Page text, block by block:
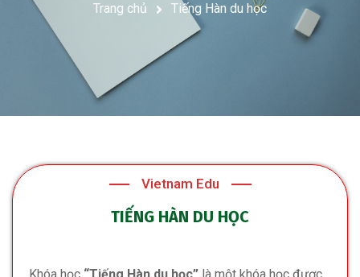
Trang chủ Tiếng Hàn du học
Vietnam Edu
TIẾNG HÀN DU HỌC